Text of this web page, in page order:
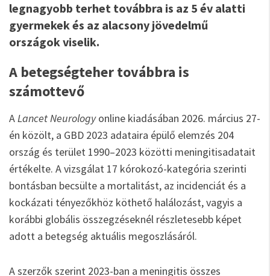
legnagyobb terhet továbbra is az 5 év alatti
gyermekek és az alacsony jövedelmű
országok viselik.
A betegségteher továbbra is
számottevő
ALancet Neurologyonline kiadásában 2026. március 27-
én közölt, a GBD 2023 adataira épülő elemzés 204
ország és terület 1990–2023 közötti meningitisadatait
értékelte. A vizsgálat 17 kórokozó-kategória szerinti
bontásban becsülte a mortalitást, az incidenciát és a
kockázati tényezőkhöz köthető halálozást, vagyis a
korábbi globális összegzéseknél részletesebb képet
adott a betegség aktuális megoszlásáról.
A szerzők szerint 2023-ban a meningitis összes